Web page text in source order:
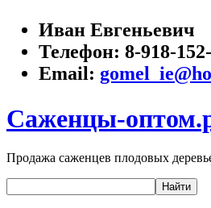
Иван Евгеньевич
Телефон: 8-918-
Email:
Саженцы-
Продажа саженцев плодовых